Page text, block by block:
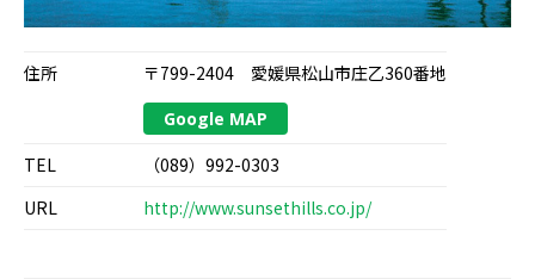
住所 〒799-2404 愛媛県松山市庄乙360番地
Google MAP
TEL
（089）992-0303
URL
http://www.sunsethills.co.jp/